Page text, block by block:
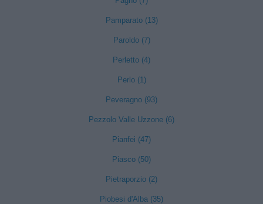
Pamparato (13)
Paroldo (7)
Perletto (4)
Perlo (1)
Peveragno (93)
Pezzolo Valle Uzzone (6)
Pianfei (47)
Piasco (50)
Pietraporzio (2)
Piobesi d'Alba (35)